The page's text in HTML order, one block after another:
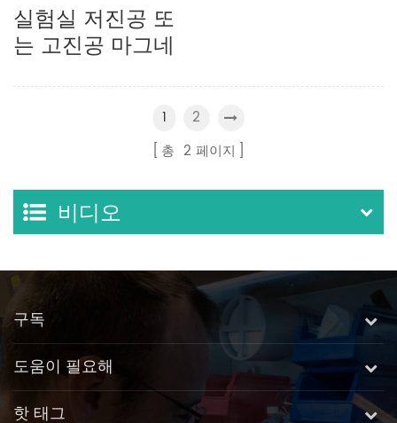
실험실 저진공 또
는 고진공 마그네
터
1
2
총 2 페이지
비디오
구독
도움이 필요해
핫 태그